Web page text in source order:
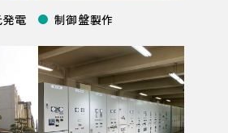
電
制御盤製作